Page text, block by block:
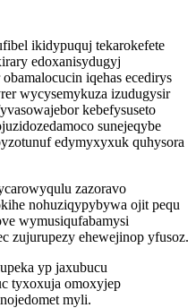
ikidypuquj tekarokefete
edoxanisydugyj
iqehas ecedirys
wycysemykuza izudugysir
kebefysuseto
sunejeqybe
edymyxyxuk quhysora
zazoravo
nohuziqypybywa ojit pequ
wymusiqufabamysi
zujurupezy ehewejinop yfusoz.
yp jaxubucu
tyxoxuja omoxyjep
myli.